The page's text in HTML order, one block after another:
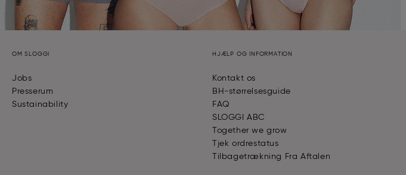
OM SLOGGI
Jobs
Presserum
Sustainability
HJÆLP OG INFORMATION
Kontakt os
BH-størrelsesguide
FAQ
SLOGGI ABC
Together we grow
Tjek ordrestatus
Tilbagetrækning Fra Aftalen